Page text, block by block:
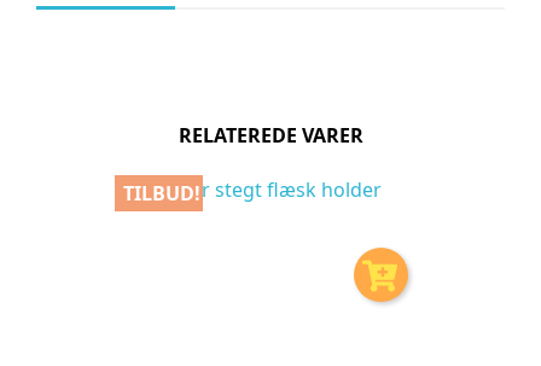
RELATEREDE VARER
TILBUD!